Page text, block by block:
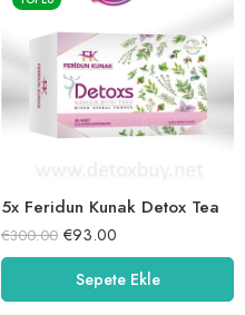
5x Feridun Kunak Detox Tea
€300.00 €93.00
Sepete Ekle